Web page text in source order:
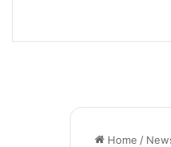
Home /